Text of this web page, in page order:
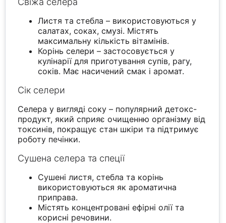
Листя та стебла – використовуються у
салатах, соках, смузі. Містять
максимальну кількість вітамінів.
Корінь селери – застосовується у
кулінарії для приготування супів, рагу,
соків. Має насичений смак і аромат.
Сік селери
Селера у вигляді соку – популярний детокс-
продукт, який сприяє очищенню організму від
токсинів, покращує стан шкіри та підтримує
роботу печінки.
Сушена селера та спеції
Сушені листя, стебла та корінь
використовуються як ароматична
приправа.
Містять концентровані ефірні олії та
корисні речовини.